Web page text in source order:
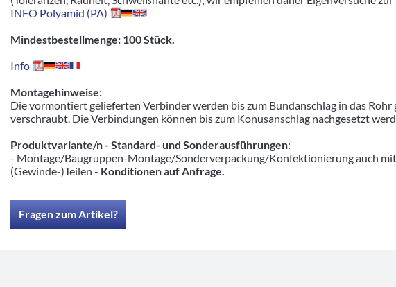
INFO Polyamid (PA)
Mindestbestellmenge: 100 Stück.
Info
Montagehinweise:
Die vormontiert gelieferten Verbinder werden bis zum Bundanschlag in das
verschraubt. Die Verbindungen können bis zum Konusanschlag nachgesetzt
Produktvariante/n - Standard- und Sonderausführungen:
- Montage/Baugruppen-Montage/Sonderverpackung/Konfektionierung auch
(Gewinde-)Teilen - Konditionen auf Anfrage.
Fragen zum Artikel?